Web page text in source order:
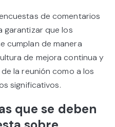
de comentarios
garantizar que los
cumplan de manera
de mejora continua y
la reunión como a los
significativos.
que se deben